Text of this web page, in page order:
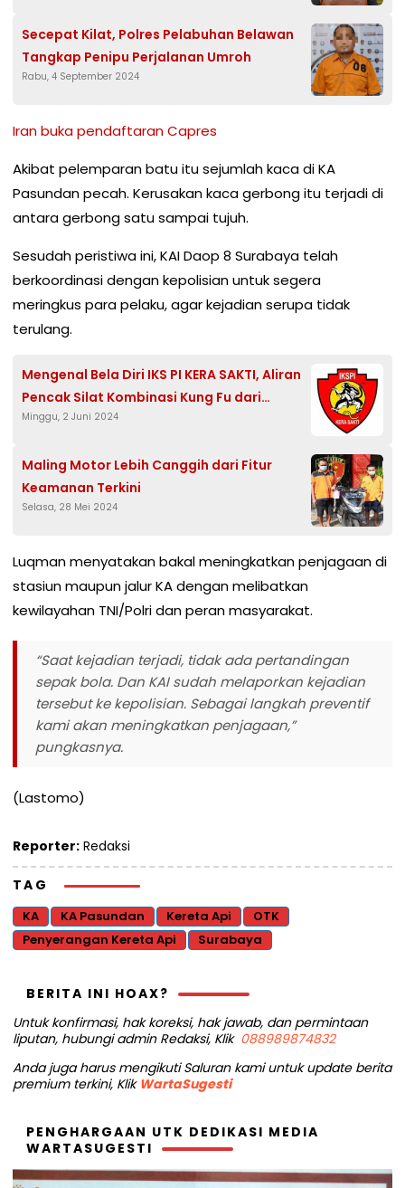
Secepat Kilat, Polres Pelabuhan Belawan
Tangkap Penipu Perjalanan Umroh
Rabu, 4 September 2024
Iran buka pendaftaran Capres
Akibat pelemparan batu itu sejumlah kaca di KA
Pasundan pecah. Kerusakan kaca gerbong itu terjadi di
antara gerbong satu sampai tujuh.
Sesudah peristiwa ini, KAI Daop 8 Surabaya telah
berkoordinasi dengan kepolisian untuk segera
meringkus para pelaku, agar kejadian serupa tidak
terulang.
Mengenal Bela Diri IKS PI KERA SAKTI, Aliran
Pencak Silat Kombinasi Kung Fu dari
Madiun
Minggu, 2 Juni 2024
Maling Motor Lebih Canggih dari Fitur
Keamanan Terkini
Selasa, 28 Mei 2024
Luqman menyatakan bakal meningkatkan penjagaan di
stasiun maupun jalur KA dengan melibatkan
kewilayahan TNI/Polri dan peran masyarakat.
“Saat kejadian terjadi, tidak ada pertandingan
sepak bola. Dan KAI sudah melaporkan kejadian
tersebut ke kepolisian. Sebagai langkah preventif
kami akan meningkatkan penjagaan,”
pungkasnya.
(Lastomo)
Reporter: Redaksi
TAG
KA KA Pasundan Kereta Api
OTK
Penyerangan Kereta Api
Surabaya
BERITA INI HOAX?
Untuk konfirmasi, hak koreksi, hak jawab, dan permintaan
liputan, hubungi admin Redaksi, Klik 088989874832
Anda juga harus mengikuti Saluran kami untuk update berita
premium terkini, Klik WartaSugesti
PENGHARGAAN UTK DEDIKASI MEDIA
WARTASUGESTI